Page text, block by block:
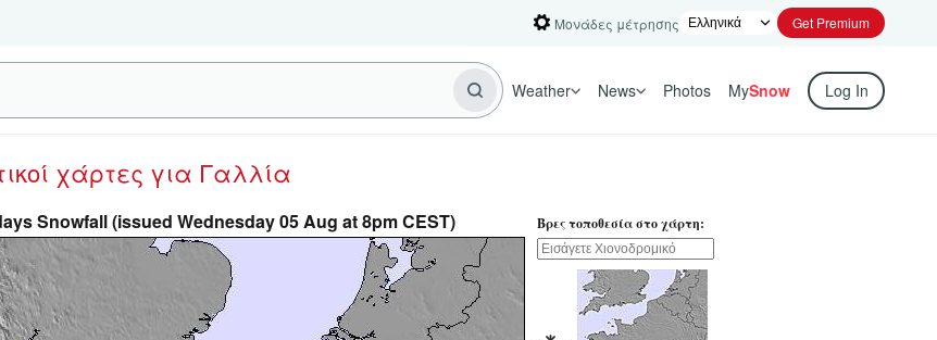
Μονάδες μέτρησης Get Premium
Weather News Photos MySnow Log In
χάρτες για Γαλλία
Snowfall (issued Wednesday 05 Aug at 8pm CEST) Βρες τοποθεσία στο χάρτη: